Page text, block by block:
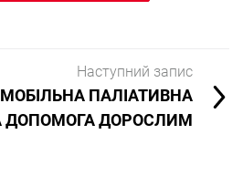
Наступний запис
ПАЛІАТИВНА
ДОПОМОГА ДОРОСЛИМ